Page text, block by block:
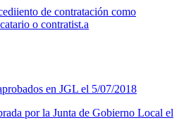
de contratación como
o contratist.a
en JGL el 5/07/2018
por la Junta de Gobierno Local el